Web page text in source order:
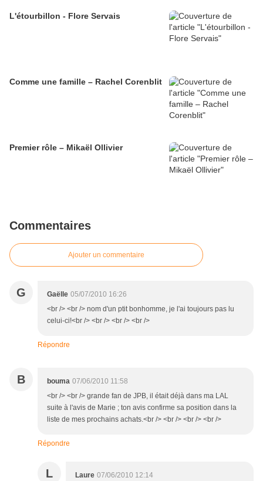
L'étourbillon - Flore Servais
Comme une famille – Rachel Corenblit
Premier rôle – Mikaël Ollivier
Commentaires
Ajouter un commentaire
G Gaëlle 05/07/2010 16:26
<br /> <br /> nom d'un ptit bonhomme, je l'ai toujours pas lu
celui-ci!<br /> <br /> <br /> <br />
Répondre
B bouma 07/06/2010 11:58
<br /> <br /> grande fan de JPB, il était déjà dans ma LAL
suite à l'avis de Marie ; ton avis confirme sa position dans la
liste de mes prochains achats.<br /> <br /> <br /> <br />
Répondre
L Laure 07/06/2010 12:14